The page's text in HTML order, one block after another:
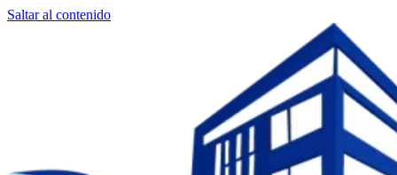
Saltar al contenido